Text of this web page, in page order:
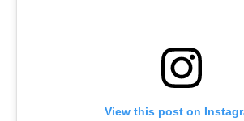
View this post on